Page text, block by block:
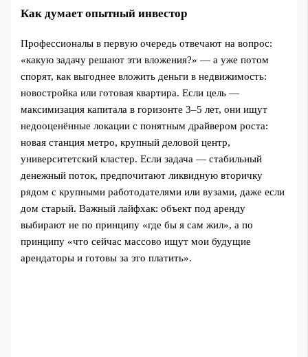
Как думает опытный инвестор
Профессионалы в первую очередь отвечают на вопрос:
«какую задачу решают эти вложения?» — а уже потом
спорят, как выгоднее вложить деньги в недвижимость:
новостройка или готовая квартира. Если цель —
максимизация капитала в горизонте 3–5 лет, они ищут
недооценённые локации с понятным драйвером роста:
новая станция метро, крупный деловой центр,
университетский кластер. Если задача — стабильный
денежный поток, предпочитают ликвидную вторичку
рядом с крупными работодателями или вузами, даже если
дом старый. Важный лайфхак: объект под аренду
выбирают не по принципу «где бы я сам жил», а по
принципу «что сейчас массово ищут мои будущие
арендаторы и готовы за это платить».